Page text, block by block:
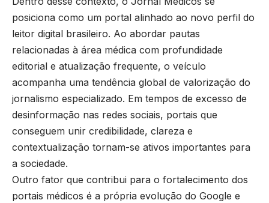
posiciona como um portal alinhado ao novo perfil do
leitor digital brasileiro. Ao abordar pautas
relacionadas à área médica com profundidade
editorial e atualização frequente, o veículo
acompanha uma tendência global de valorização do
jornalismo especializado. Em tempos de excesso de
desinformação nas redes sociais, portais que
conseguem unir credibilidade, clareza e
contextualização tornam-se ativos importantes para
a sociedade.
Outro fator que contribui para o fortalecimento dos
portais médicos é a própria evolução do Google e